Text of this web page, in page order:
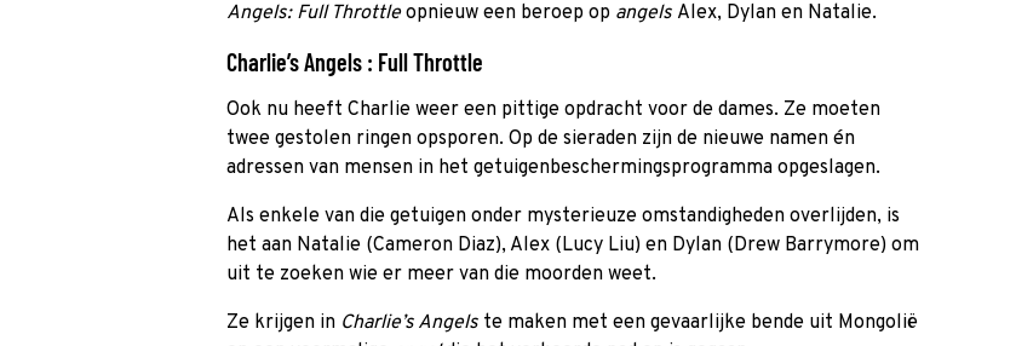
Angels: Full Throttleopnieuw een beroep op angels Alex, Dylan en Natalie.
Charlie’s Angels : Full Throttle
Ook nu heeft Charlie weer een pittige opdracht voor de dames. Ze moeten
twee gestolen ringen opsporen. Op de sieraden zijn de nieuwe namen én
adressen van mensen in het getuigenbeschermingsprogramma opgeslagen.
Als enkele van die getuigen onder mysterieuze omstandigheden overlijden, is
het aan Natalie (Cameron Diaz), Alex (Lucy Liu) en Dylan (Drew Barrymore) om
uit te zoeken wie er meer van die moorden weet.
Ze krijgen in Charlie’s Angels te maken met een gevaarlijke bende uit Mongolië